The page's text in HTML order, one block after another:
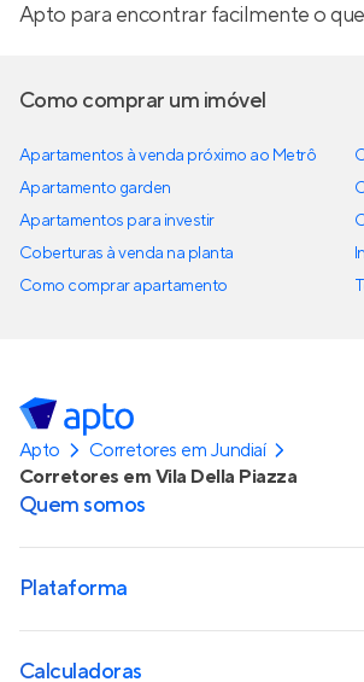
Apto para encontrar facilmente o
Como comprar um imóvel
Apartamentos à venda próximo ao Metrô
Apartamento garden
Apartamentos para investir
Coberturas à venda na planta
Como comprar apartamento
Apto
Corretores em Jundiaí
Corretores em Vila Della Piazza
Quem somos
Plataforma
Calculadoras